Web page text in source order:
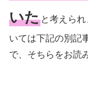
いたと考えら
いては下記の別記
で、そちらをお読